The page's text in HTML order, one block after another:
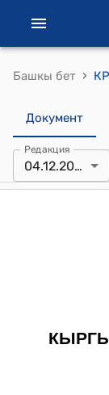
Башкы бет ›
Документ
Редакция
04.12.2009